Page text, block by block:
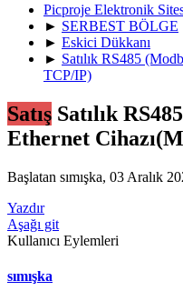
Picproje Elektronik
► SERBEST BÖLGE
► Eskici Dükkanı
► Satılık RS485
TCP/IP)
Satış Satılık
Ethernet
Başlatan sımışka, 03 Aralık
Yazdır
Aşağı git
Kullanıcı Eylemleri
sımışka